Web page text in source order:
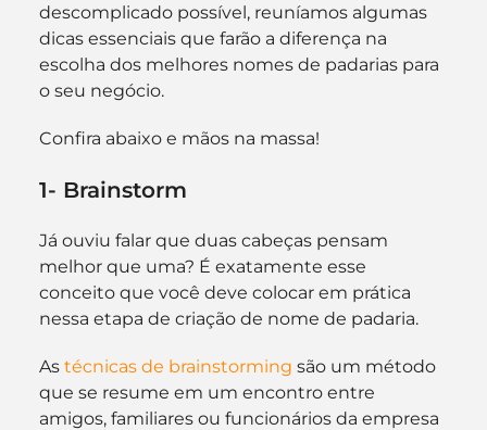
descomplicado possível, reuníamos algumas
dicas essenciais que farão a diferença na
escolha dos melhores nomes de padarias para
o seu negócio.
Confira abaixo e mãos na massa!
1- Brainstorm
Já ouviu falar que duas cabeças pensam
melhor que uma? É exatamente esse
conceito que você deve colocar em prática
nessa etapa de criação de nome de padaria.
As técnicas de brainstorming são um método
que se resume em um encontro entre
amigos, familiares ou funcionários da empresa